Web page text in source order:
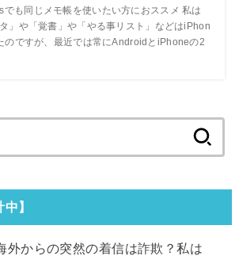
も同じメモ帳を使いたい方におススメ 私は
」や「覚書」や「やる事リスト」などはiPhon
のですが、最近では常にAndroidとiPhoneの2
索:
】
外からの突然の着信は詐欺？私は